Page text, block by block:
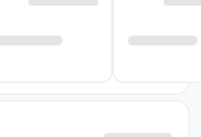
تمی فانتزی، گروتسک‌طور و